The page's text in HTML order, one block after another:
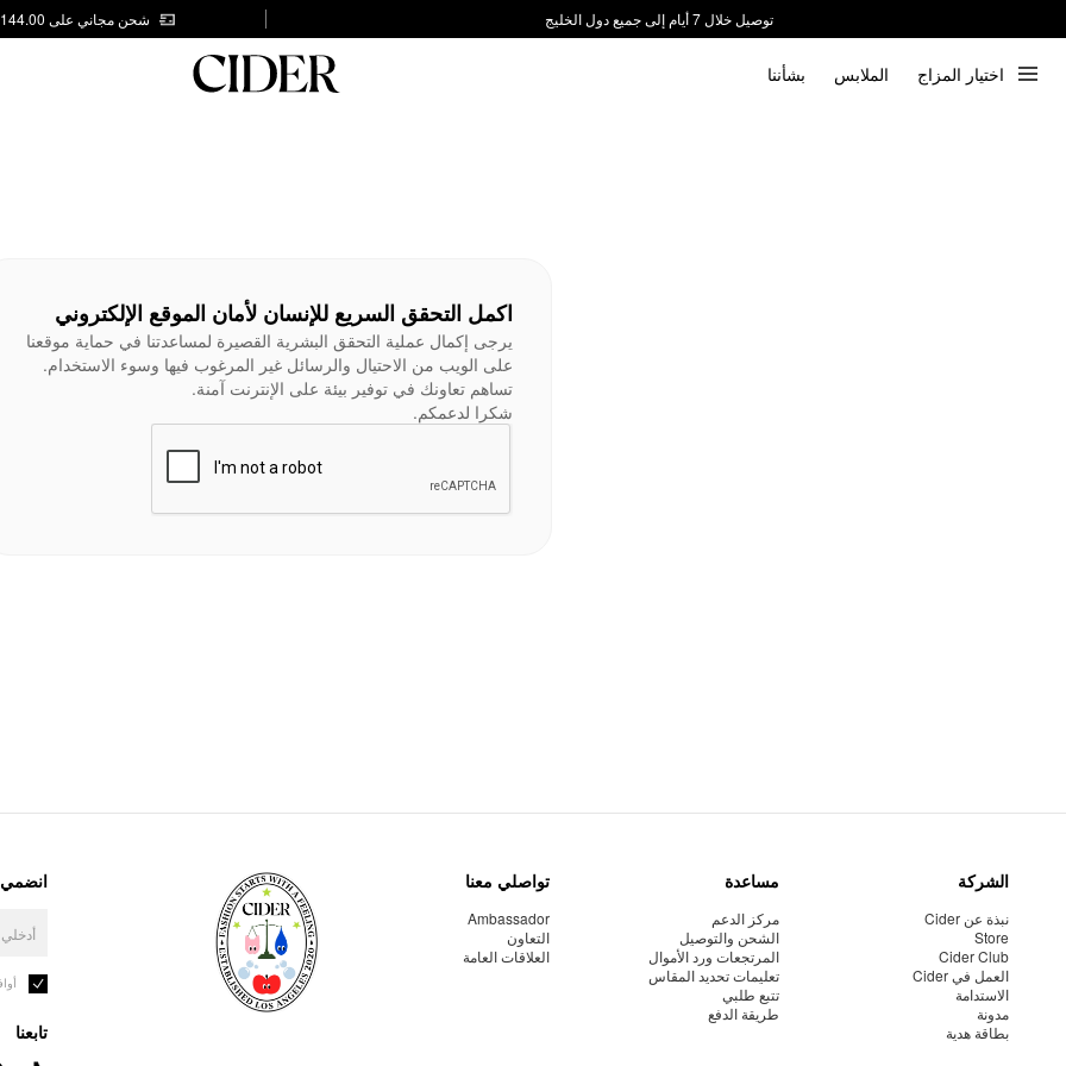
توصيل خلال 7 أيام إلى جميع دول الخليج
شحن مجاني على AED 144.00
اختيار المزاج الملابس بشأننا
اكمل التحقق السريع للإنسان لأمان الموقع الإلكتروني
يرجى إكمال عملية التحقق البشرية القصيرة لمساعدتنا في حماية موقعنا
على الويب من الاحتيال والرسائل غير المرغوب فيها وسوء الاستخدام.
تساهم تعاونك في توفير بيئة على الإنترنت آمنة.
شكرا لدعمكم.
الشركة
نبذة عن Cider
Store
Cider Club
العمل في Cider
الاستدامة
مدونة
بطاقة هدية
مساعدة
مركز الدعم
الشحن والتوصيل
المرتجعات ورد الأموال
تعليمات تحديد المقاس
تتبع طلبي
طريقة الدفع
تواصلي معنا
Ambassador
التعاون
العلاقات العامة
انضمي
تابعنا